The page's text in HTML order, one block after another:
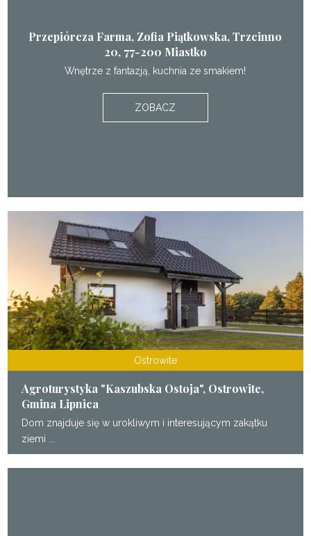
Przepiórcza Farma, Zofia Piątkowska, Trzcinno
20, 77-200 Miastko
Wnętrze z fantazją, kuchnia ze smakiem!
ZOBACZ
Ostrowite
Agroturystyka "Kaszubska Ostoja", Ostrowite,
Gmina Lipnica
Dom znajduje się w urokliwym i interesującym zakątku
ziemi ...